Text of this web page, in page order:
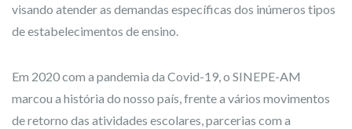
visando atender as demandas específicas dos inúmeros tipos
de estabelecimentos de ensino.
Em 2020 com a pandemia da Covid-19, o SINEPE-AM
marcou a história do nosso país, frente a vários movimentos
de retorno das atividades escolares, parcerias com a